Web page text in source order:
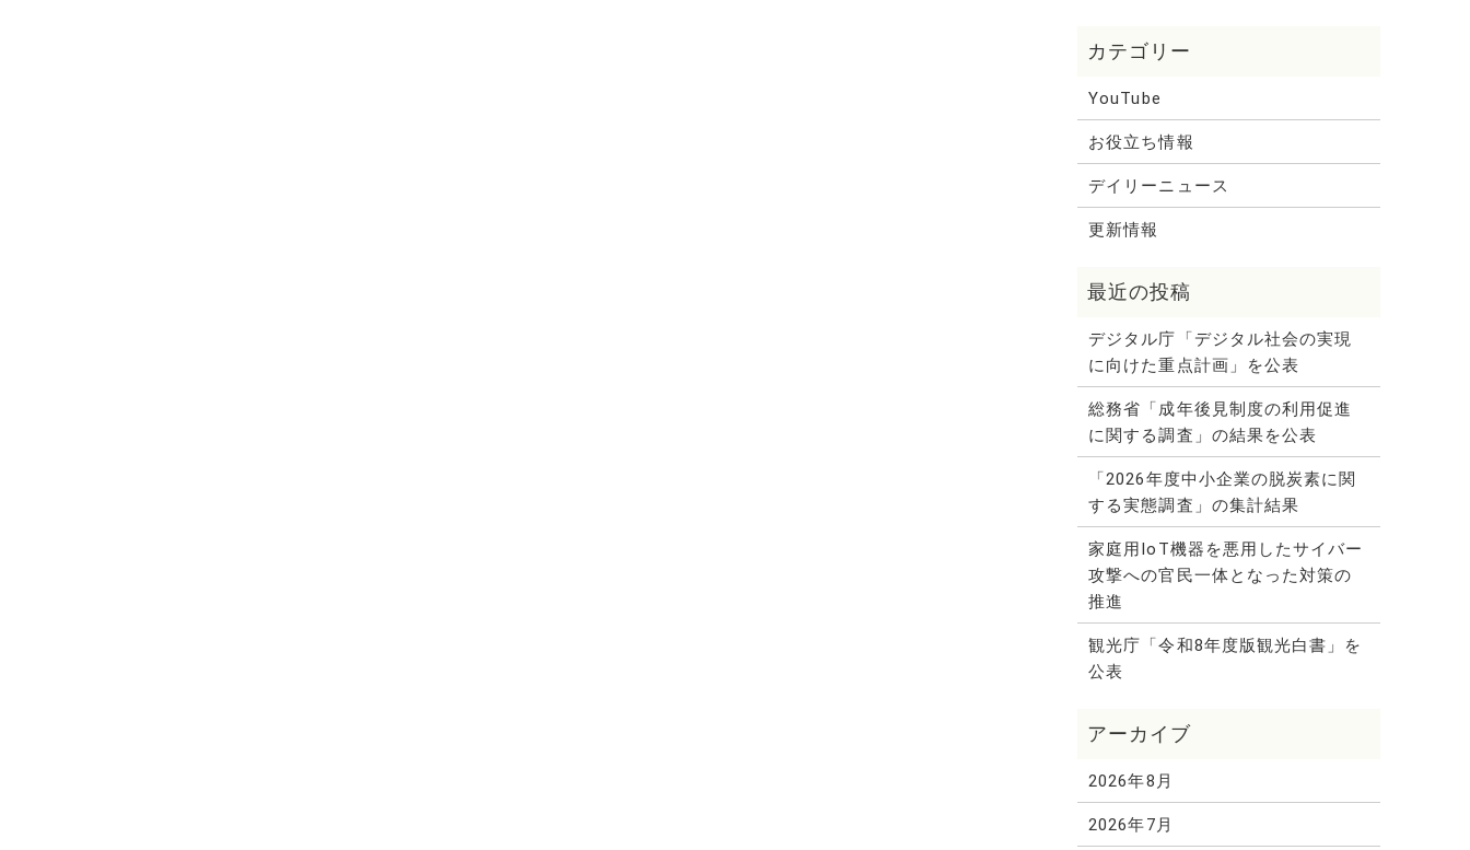
YouTube
お役立ち情報
デイリーニュース
更新情報
デジタル庁「デジタル社会の実現
に向けた重点計画」を公表
総務省「成年後見制度の利用促進
に関する調査」の結果を公表
「2026年度中小企業の脱炭素に関
する実態調査」の集計結果
家庭用IoT機器を悪用したサイバー
攻撃への官民一体となった対策の
推進
観光庁「令和8年度版観光白書」を
公表
2026年8月
2026年7月